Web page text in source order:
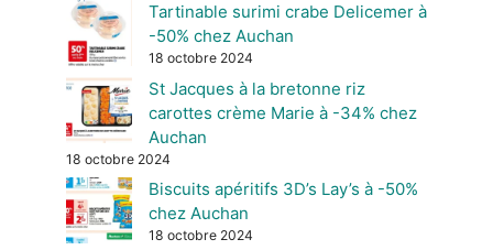
Tartinable surimi crabe Delicemer à
-50% chez Auchan
18 octobre 2024
St Jacques à la bretonne riz
carottes crème Marie à -34% chez
Auchan
18 octobre 2024
Biscuits apéritifs 3D’s Lay’s à -50%
chez Auchan
18 octobre 2024